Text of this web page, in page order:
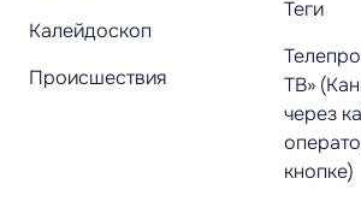
Калейдоскоп
Происшествия
Теги
ТВ»
через
кнопке)